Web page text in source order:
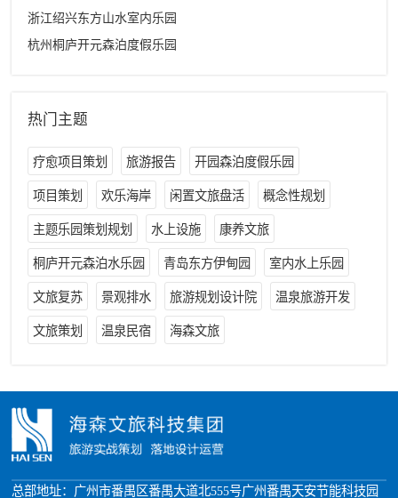
浙江绍兴东方山水室内乐园
杭州桐庐开元森泊度假乐园
热门主题
疗愈项目策划 旅游报告 开园森泊度假乐园
项目策划 欢乐海岸 闲置文旅盘活 概念性规划
主题乐园策划规划 水上设施 康养文旅
桐庐开元森泊水乐园 青岛东方伊甸园 室内水上乐园
文旅复苏 景观排水 旅游规划设计院 温泉旅游开发
文旅策划 温泉民宿 海森文旅
总部地址：广州市番禺区番禺大道北555号广州番禺天安节能科技园